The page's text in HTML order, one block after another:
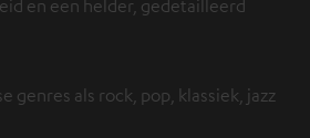
en een helder, gedetailleerd
genres als rock, pop, klassiek, jazz